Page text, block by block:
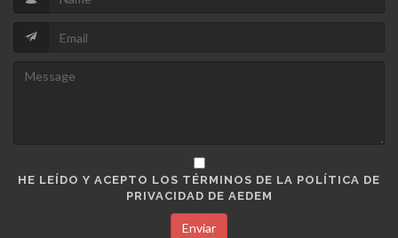
HE LEÍDO Y ACEPTO LOS TÉRMINOS DE LA POLÍTICA DE
PRIVACIDAD DE AEDEM
Enviar